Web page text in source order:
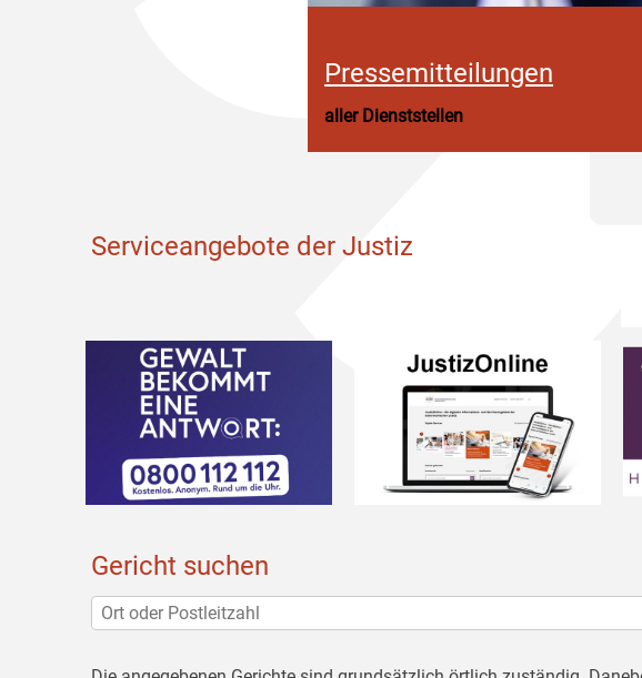
Pressemitteilungen
aller Dienststellen
Serviceangebote der Justiz
Gericht suchen